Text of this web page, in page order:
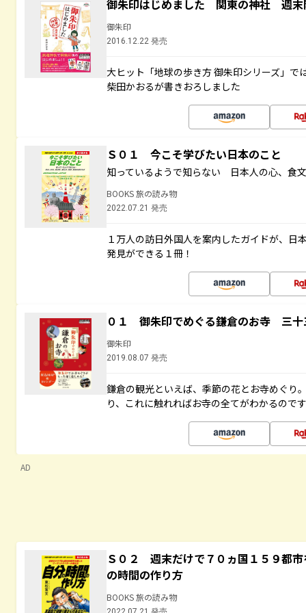
御朱印はじめました 関東の神社 週末
御朱印
2016.12.22 発売
大ヒット「地球の歩き方 御朱印シリーズ」
柴田かおるが書きおろしました
Ｓ０１ 今こそ学びたい日本のこと
知っているようで知らない 日本人の心、食
BOOKS 旅の読み物
2022.07.21 発売
１万人の訪日外国人を案内したガイドが、日
発見ができる１冊！
０１ 御朱印でめぐる鎌倉のお寺 三
御朱印
2019.08.07 発売
鎌倉の観光といえば、季節の花とお寺めぐり
り、これに触れればお寺の全てがわかるので
AD
Ｓ０２ 週末だけで７０ヵ国１５９都
の時間の作り方
BOOKS 旅の読み物